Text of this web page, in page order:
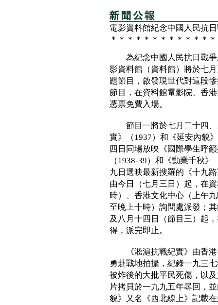
電影資料館紀念中國人民抗
＊＊＊＊＊＊＊＊＊＊＊＊
為紀念中國人民抗日戰爭
影資料館（資料館）將於七
題節目，啟發現世代對這段
節目，在資料館電影院、香
憑票免費入場。
節目一將於七月二十四、
實》（1937）和《延安內貌
四日同場放映《國際學生呼
（1938-39）和《勳業千秋
九日選映最新搜羅的《十九
由今日（七月三日）起，在
時）、香港文化中心（上午
至晚上十時）詢問處派發；
及八月十四日（節目三）起
得，派完即止。
《淞滬抗戰紀實》由香港
勇赴戰地拍攝，紀錄一九三
被炸後的大批平民死傷，以
片拷貝於一九九五年尋回，
貌》又名《西北線上》記載